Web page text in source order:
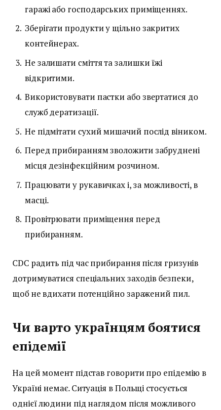
гаражі або господарських приміщеннях.
Зберігати продукти у щільно закритих
контейнерах.
Не залишати сміття та залишки їжі
відкритими.
Використовувати пастки або звертатися до
служб дератизації.
Не підмітати сухий мишачий послід віником.
Перед прибиранням зволожити забруднені
місця дезінфекційним розчином.
Працювати у рукавичках і, за можливості, в
масці.
Провітрювати приміщення перед
прибиранням.
CDC радить під час прибирання після гризунів
дотримуватися спеціальних заходів безпеки,
щоб не вдихати потенційно заражений пил.
Чи варто українцям боятися
епідемії
На цей момент підстав говорити про епідемію в
Україні немає. Ситуація в Польщі стосується
однієї людини під наглядом після можливого